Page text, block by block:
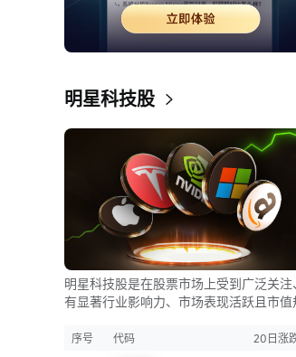
明星科技股
明星科技股是在股票市场上受到广泛关注
有显著行业影响力、市场表现活跃且市值
新、市场份额、品牌知名度、盈利能力
序号 代码 20日涨